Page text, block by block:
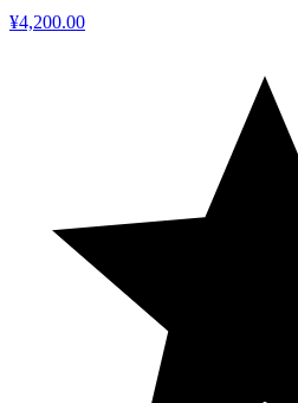
¥4,200.00